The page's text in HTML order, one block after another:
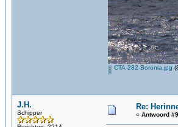
CTA-282-Boronia.jpg
J.H.
Schipper
Re:
« Antwoord